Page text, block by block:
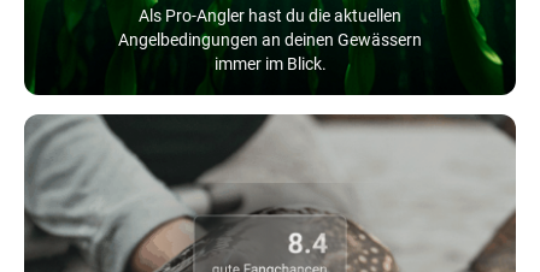
Als Pro-Angler hast du die aktuellen
Angelbedingungen an deinen Gewässern
immer im Blick.